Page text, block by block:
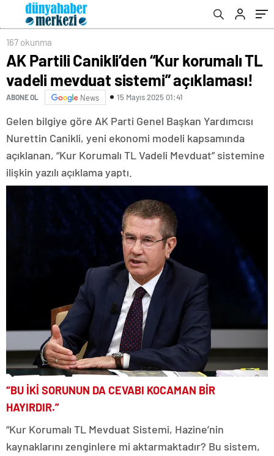
167 okunma
AK Partili Canikli’den “Kur korumalı TL
vadeli mevduat sistemi” açıklaması!
ABONE OL News 15 Mayıs 2025 01:41
Gelen bilgiye göre AK Parti Genel Başkan Yardımcısı
Nurettin Canikli, yeni ekonomi modeli kapsamında
açıklanan, “Kur Korumalı TL Vadeli Mevduat” sistemine
ilişkin yazılı açıklama yaptı.
“BU İKİ SORUNUN DA CEVABI KOCAMAN BİR
HAYIRDIR.”
“Kur Korumalı TL Mevduat Sistemi, Hazine’nin
kaynaklarını zenginlere mi aktarmaktadır? Bu sistem,